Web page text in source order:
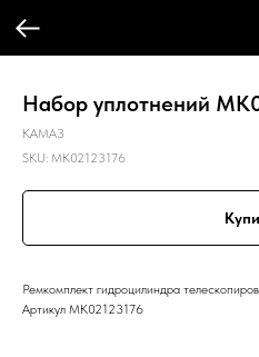
Набор уплотнений
КАМАЗ
SKU: MK02123176
Ремкомплект гидроцилиндра
Артикул MK02123176